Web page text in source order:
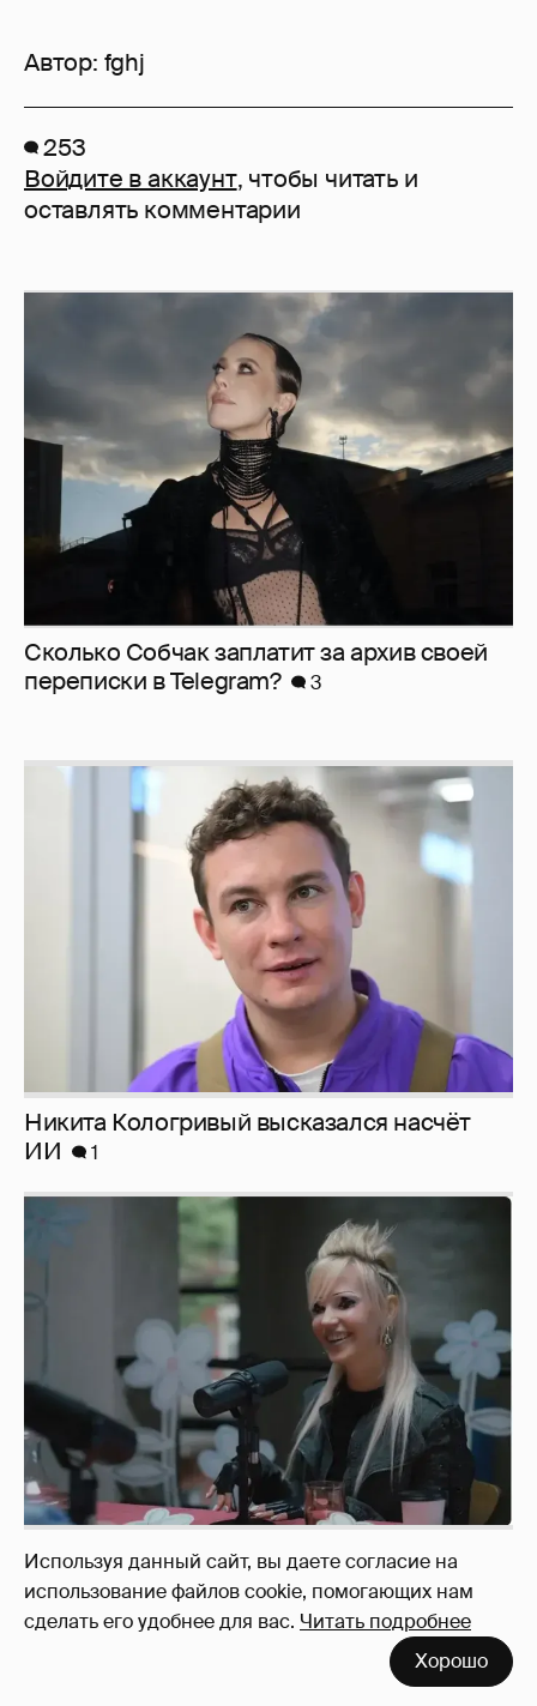
Используя данный сайт, вы даете согласие на
использование файлов cookie, помогающих нам
сделать его удобнее для вас. Читать подробнее
Хорошо
Автор: fghj
253
Войдите в аккаунт, чтобы читать и
оставлять комментарии
Сколько Собчак заплатит за архив своей
перeписки в Telegram?
3
Никита Кологривый высказался насчёт
ИИ
1
Певица Глюкоза рассказала о съёмках для
эротического журнала
3